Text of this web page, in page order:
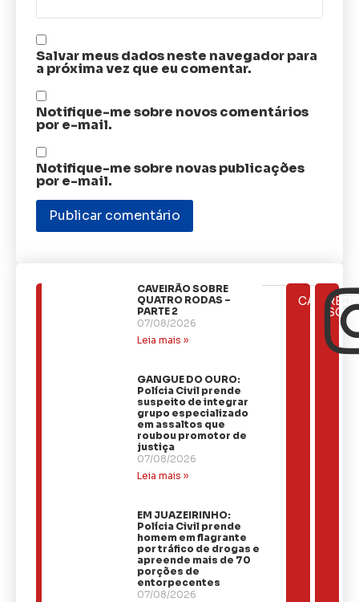
Salvar meus dados neste navegador para
a próxima vez que eu comentar.
Notifique-me sobre novos comentários
por e-mail.
Notifique-me sobre novas publicações
por e-mail.
CAVEIRÃO SOBRE
QUATRO RODAS –
PARTE 2
07/08/2026
Leia mais »
GANGUE DO OURO:
Polícia Civil prende
suspeito de integrar
grupo especializado
em assaltos que
roubou promotor de
justiça
07/08/2026
Leia mais »
EM JUAZEIRINHO:
Polícia Civil prende
homem em flagrante
por tráfico de drogas e
apreende mais de 70
porções de
entorpecentes
07/08/2026